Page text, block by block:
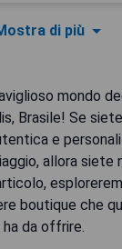
di più
mondo
Brasile! Se
e
allora siete
boutique che
da offrire.